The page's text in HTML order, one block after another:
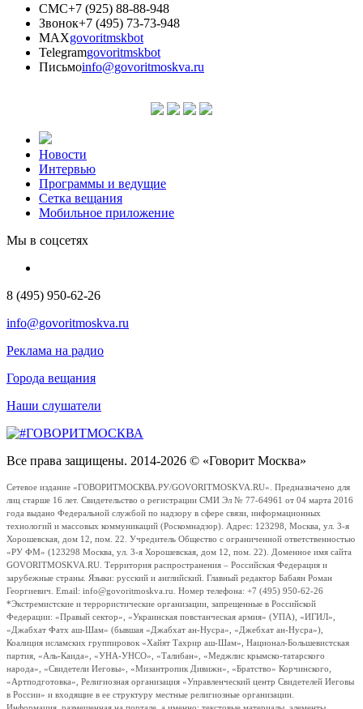
СМС+7 (925) 88-88-948
Звонок+7 (495) 73-73-948
MAXgovoritmskbot
Telegramgovoritmskbot
Письмоinfo@govoritmoskva.ru
Новости
Интервью
Программы и ведущие
Сетка вещания
Мобильное приложение
Мы в соцсетях
8 (495) 950-62-26
info@govoritmoskva.ru
Реклама на радио
Города вещания
Наши слушатели
Все права защищены. 2014-2026 © «Говорит Москва»
Сетевое издание «ГОВОРИТМОСКВА.РУ/GOVORITMOSKVA.RU». Предназначено для
лиц старше 16 лет. Свидетельство о регистрации СМИ Эл № 77-64961 от 04 марта 2016
года выдано Федеральной службой по надзору в сфере связи, информационных
технологий и массовых коммуникаций (Роскомнадзор). Адрес: 123298, Москва, ул. 3-я
Хорошевская, дом 12, пом. 22. Учредитель Общество с ограниченной ответственностью
«РУ ФМ» (123298 Москва, ул. 3-я Хорошевская, дом 12, пом. 22). Доменное имя сайта
GOVORITMOSKVA.RU. Территория распространения – Российская Федерация и
зарубежные страны. Языки: русский и английский. Главный редактор Бабаян Роман
Георгиевич. Email: info@govoritmoskva.ru. Номер телефона: +7 (495) 950-62-26
*Экстремистские и террористические организации, запрещенные в Российской
Федерации: «Правый сектор», «Украинская повстанческая армия» (УПА), «ИГИЛ»,
«Джабхат Фатх аш-Шам» (бывшая «Джабхат ан-Нусра», «Джебхат ан-Нусра»),
Коалиция исламских группировок «Хайят Тахрир аш-Шам», Национал-Большевистская
партия, «Аль-Каида», «УНА-УНСО», «Талибан», «Меджлис крымско-татарского
народа», «Свидетели Иеговы», «Мизантропик Дивижн», «Братство» Корчинского,
«Артподготовка», Религиозная организация «Управленческий центр Свидетелей Иеговы
в России» и входящие в ее структуру местные религиозные организации.